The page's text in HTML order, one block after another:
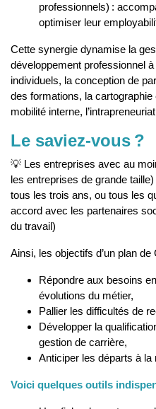
professionnels) :
optimiser leur
Cette synergie dynamise la
développement professionnel
individuels, la conception de
des formations, la
mobilité interne,
Le saviez-vous ?
💡 Les entreprises avec au
les entreprises de grande
tous les trois ans, ou tous les
accord avec les partenaires
du travail)
Ainsi, les objectifs d’un plan
Répondre aux besoins
évolutions du métier,
Pallier les difficultés de
Développer la
gestion de carrière,
Anticiper les départs à
Voici quelques outils